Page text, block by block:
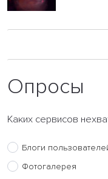
Опросы
Каких сервисов
Блоги
Фотогалерея